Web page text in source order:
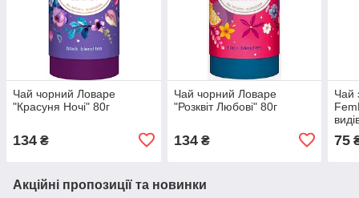
Чай чорний Ловаре
"Красуня Ночі" 80г
134 ₴
Чай чорний Ловаре
"Розквіт Любові" 80г
134₴
Чай
75
Акційні пропозиції та новинки